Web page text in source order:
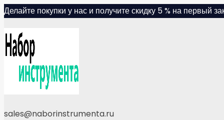
Skip
content
Делайте покупки у нас и получите скидку 5 % на первый
sales@naborinstrumenta.ru